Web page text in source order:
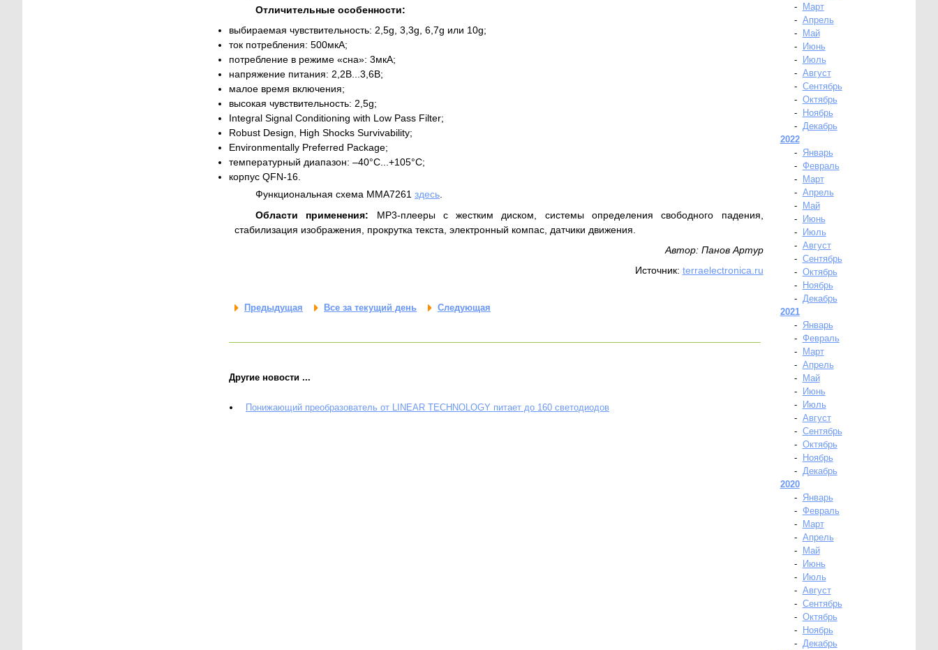
Отличительные особенности:
выбираемая чувствительность: 2,5g, 3,3g, 6,7g или 10g;
ток потребления: 500мкА;
потребление в режиме «сна»: 3мкА;
напряжение питания: 2,2В...3,6В;
малое время включения;
высокая чувствительность: 2,5g;
Integral Signal Conditioning with Low Pass Filter;
Robust Design, High Shocks Survivability;
Environmentally Preferred Package;
температурный диапазон: –40°C...+105°C;
корпус QFN-16.
Функциональная схема MMA7261 здесь
Области применения: MP3-плееры с жестким диском, системы определения свободного падения,
стабилизация изображения, прокрутка текста, электронный компас, датчики движения.
Автор: Панов Артур
Источник: terraelectronica.ru
Предыдущая Все за текущий день Следующая
Другие новости ...
Понижающий преобразователь от LINEAR TECHNOLOGY питает до 160 светодиодов
-
Март
- Апрель
-
Май
-
Июнь
-
Июль
- Август
- Сентябрь
- Октябрь
-
Ноябрь
- Декабрь
2022
-
Январь
- Февраль
-
Март
- Апрель
-
Май
-
Июнь
-
Июль
- Август
- Сентябрь
- Октябрь
-
Ноябрь
- Декабрь
2021
-
Январь
- Февраль
-
Март
- Апрель
-
Май
-
Июнь
-
Июль
- Август
- Сентябрь
- Октябрь
-
Ноябрь
- Декабрь
2020
-
Январь
- Февраль
-
Март
- Апрель
-
Май
-
Июнь
-
Июль
- Август
- Сентябрь
- Октябрь
-
Ноябрь
- Декабрь